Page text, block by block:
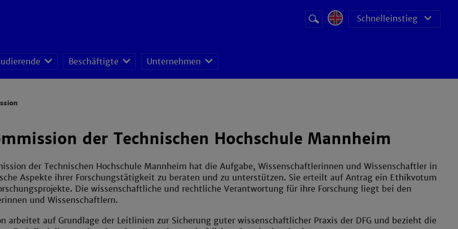
Suchbegriff
Suche
starten
Schnelleinstieg
Beschäftigte Unternehmen
der Technischen Hochschule Mannheim
der Technischen Hochschule Mannheim hat die Aufgabe, Wissenschaftlerinnen und Wissenschaftler in
Aspekte ihrer Forschungstätigkeit zu beraten und zu unterstützen. Sie erteilt auf Antrag ein Ethikvotum
Die wissenschaftliche und rechtliche Verantwortung für ihre Forschung liegt bei den
und Wissenschaftlern.
arbeitet auf Grundlage der Leitlinien zur Sicherung guter wissenschaftlicher Praxis der DFG und bezieht die